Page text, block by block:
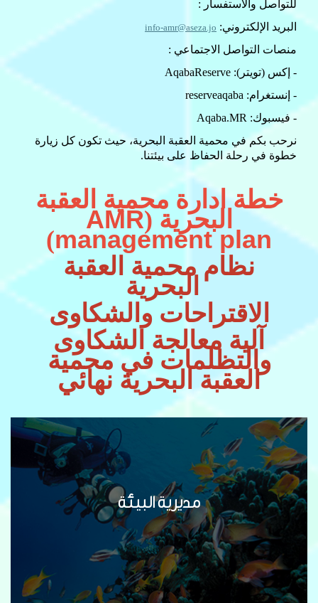
للتواصل والاستفسار :
البريد الإلكتروني:
info-amr@aseza.jo
منصات التواصل الاجتماعي :
- إكس (تويتر): AqabaReserve
- إنستغرام: reserveaqaba
- فيسبوك: Aqaba.MR
نرحب بكم في محمية العقبة البحرية، حيث تكون كل زيارة
خطوة في رحلة الحفاظ على بيئتنا.
خطة ادارة محمية العقبة
البحرية (AMR
management plan
)
نظام محمية العقبة
البحرية
الاقتراحات والشكاوى
آلية معالجة الشكاوى
والتظلمات في محمية
العقبة البحرية نهائي
مديرية البيئة